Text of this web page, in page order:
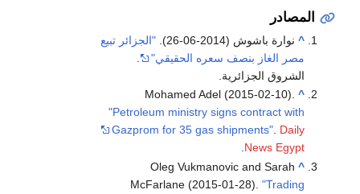
المصادر
نوارة باشوش (2014-06-26).
"الجزائر تبيع
مصر الغاز بنصف سعره الحقيقي"
.
الشروق الجزائرية.
Mohamed Adel (2015-02-10).
"Petroleum ministry signs contract with
Gazprom for 35 gas shipments".Daily
News Egypt
.
Oleg Vukmanovic and Sarah
McFarlane (2015-01-28)."Trading